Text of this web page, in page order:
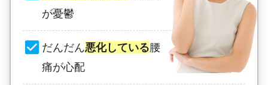
が憂鬱
だんだん悪化している腰
痛が心配